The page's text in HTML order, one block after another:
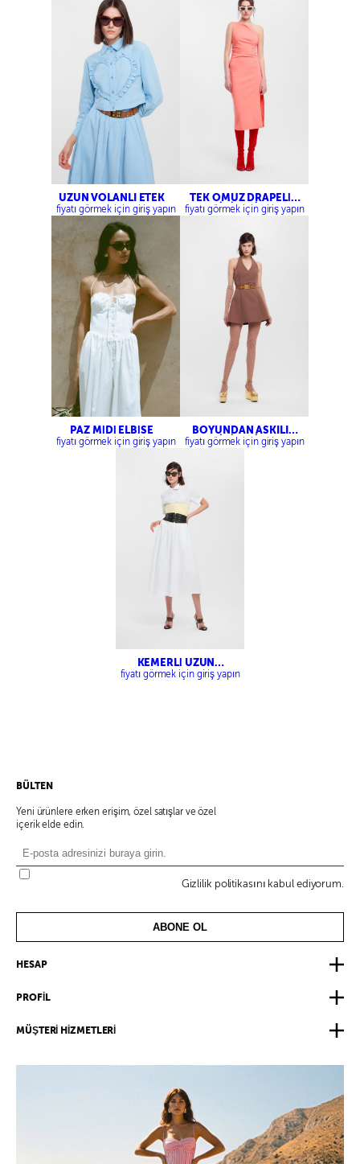
UZUN VOLANLI ETEK
fiyatı görmek için giriş yapın
TEK OMUZ DRAPELİ
MİDİ ELBİSE
fiyatı görmek için giriş yapın
PAZ MİDİ ELBİSE
fiyatı görmek için giriş yapın
BOYUNDAN ASKILI
MİNİ ELBİSE
fiyatı görmek için giriş yapın
KEMERLİ UZUN
VOLANLI ETEK
fiyatı görmek için giriş yapın
BÜLTEN
Yeni ürünlere erken erişim, özel satışlar ve özel
içerik elde edin.
Gizlilik politikasını kabul ediyorum.
ABONE OL
HESAP
PROFİL
MÜŞTERİ HİZMETLERİ